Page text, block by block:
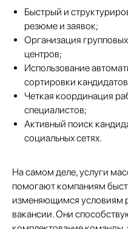
Быстрый и
резюме и заявок;
Организация
центров;
Использование
сортировки
Четкая координация
специалистов;
Активный поиск
социальных сетях.
На самом деле, услуги
помогают компаниям
изменяющимся условиям
вакансии. Они